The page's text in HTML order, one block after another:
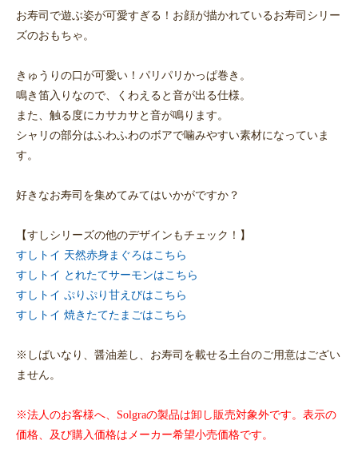
お寿司で遊ぶ姿が可愛すぎる！お顔が描かれているお寿司シリー
ズのおもちゃ。
きゅうりの口が可愛い！パリパリかっぱ巻き。
鳴き笛入りなので、くわえると音が出る仕様。
また、触る度にカサカサと音が鳴ります。
シャリの部分はふわふわのボアで噛みやすい素材になっていま
す。
好きなお寿司を集めてみてはいかがですか？
【すしシリーズの他のデザインもチェック！】
すしトイ 天然赤身まぐろはこちら
すしトイ とれたてサーモンはこちら
すしトイ ぷりぷり甘えびはこちら
すしトイ 焼きたてたまごはこちら
※しばいなり、醤油差し、お寿司を載せる土台のご用意はござい
ません。
※法人のお客様へ、Solgraの製品は卸し販売対象外です。表示の
価格、及び購入価格はメーカー希望小売価格です。